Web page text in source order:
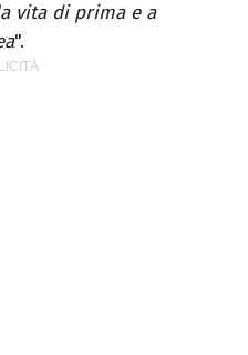
vita di prima e a
".